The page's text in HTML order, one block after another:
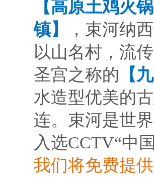
【高原土鸡火
镇】
，束河纳
以山名村，流
圣宫之称的 【
水造型优美的
连。束河是世
入选CCTV“中
我们将免费提